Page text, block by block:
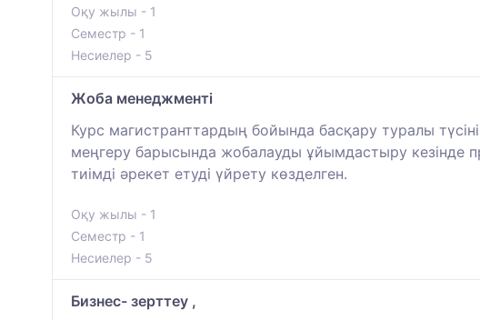
Оқу жылы - 1
Семестр - 1
Несиелер - 5
Жоба менеджменті
Курс магистранттардың бойында басқару туралы
меңгеру барысында жобалауды ұйымдастыру кезінде
тиімді әрекет етуді үйрету көзделген.
Оқу жылы - 1
Семестр - 1
Несиелер - 5
Бизнес- зерттеу ,